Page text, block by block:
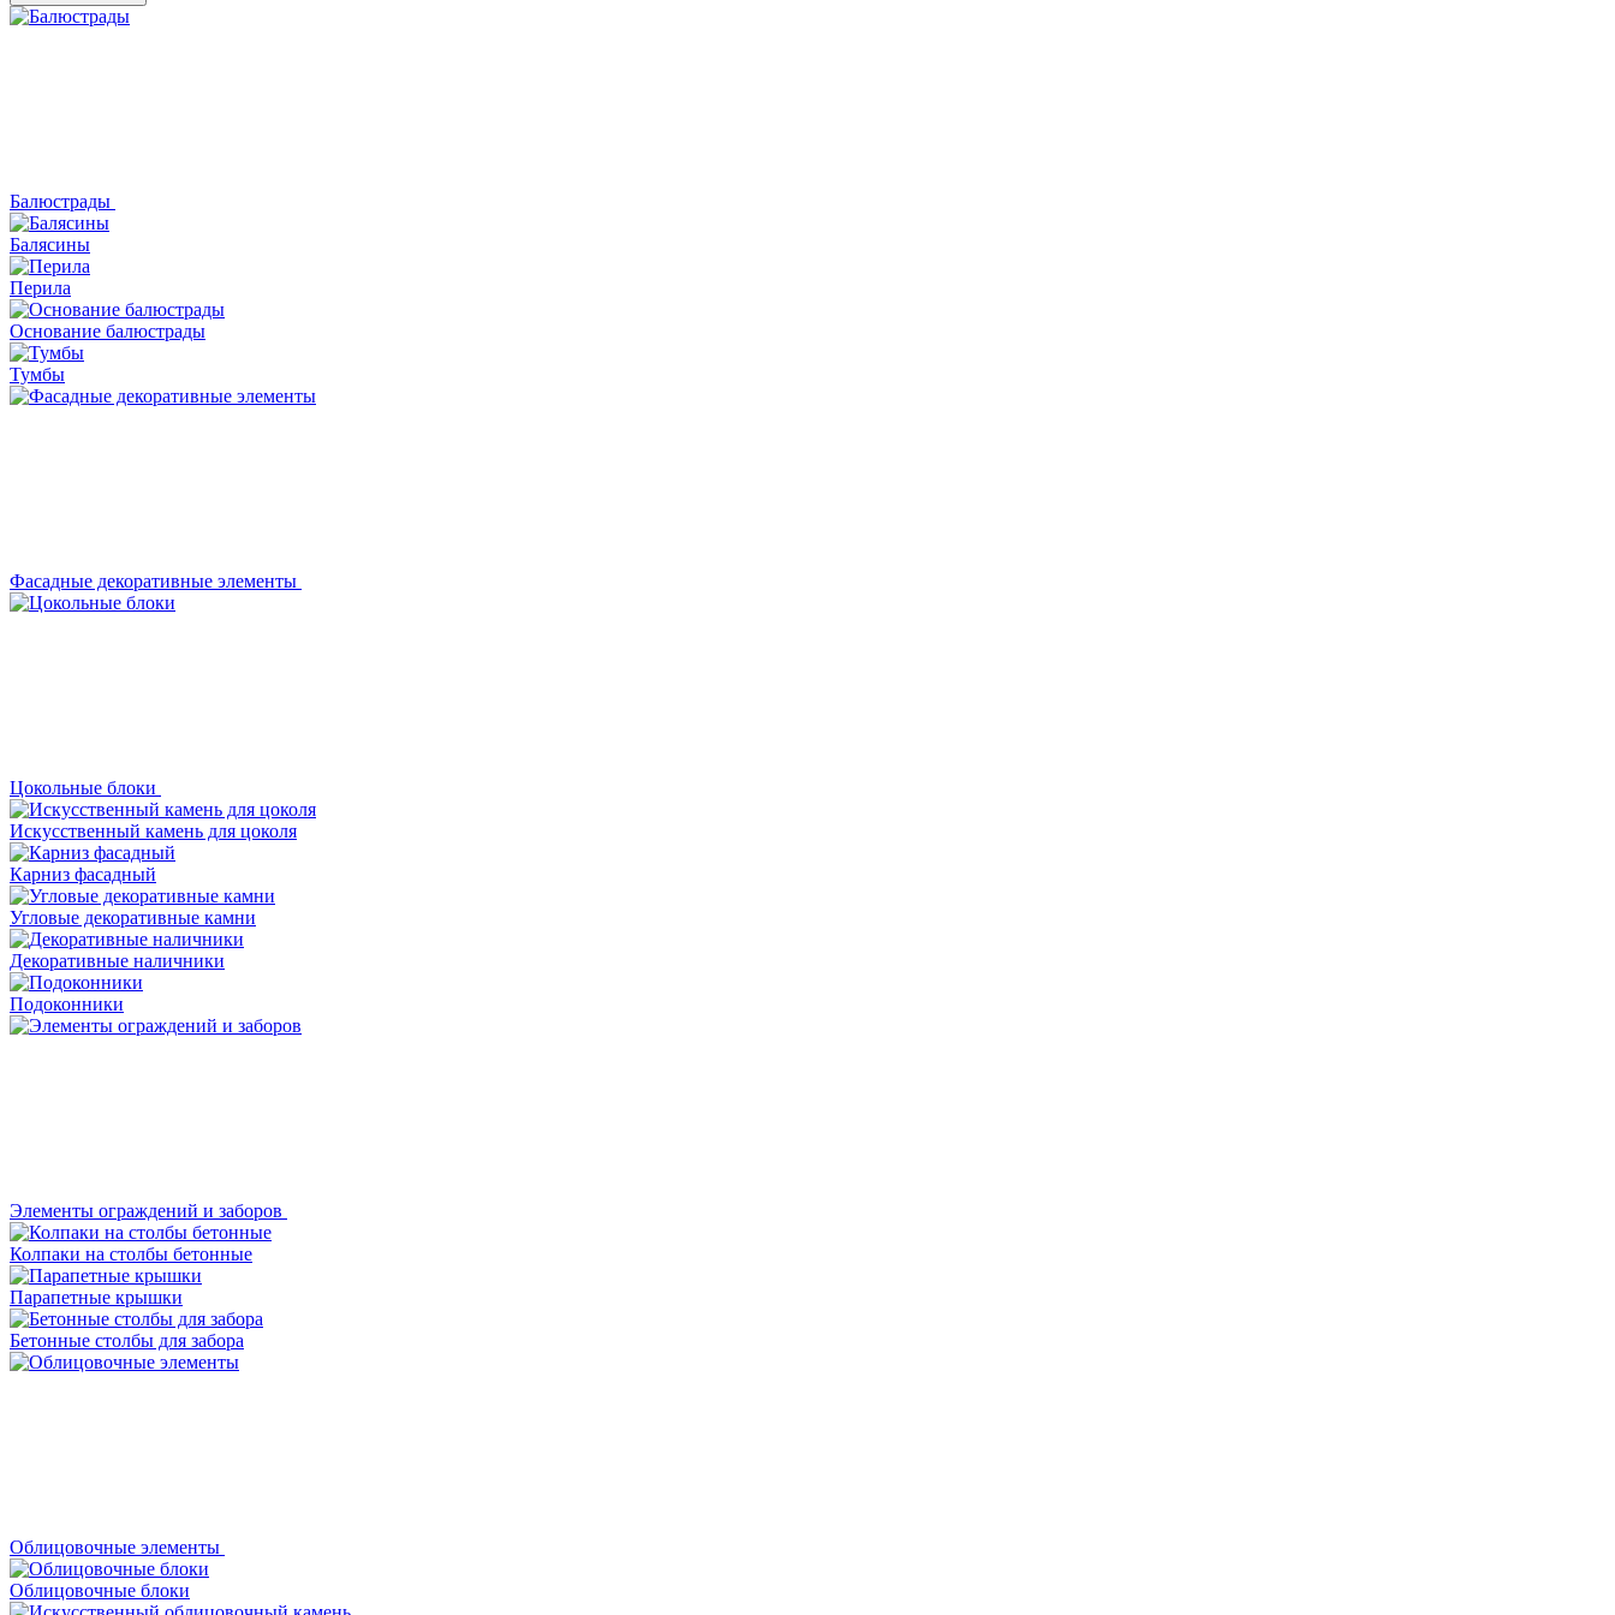
Балюстрады
Балясины
Перила
Основание балюстрады
Тумбы
Фасадные декоративные элементы
Цокольные блоки
Искусственный камень для цоколя
Карниз фасадный
Угловые декоративные камни
Декоративные наличники
Подоконники
Элементы ограждений и заборов
Колпаки на столбы бетонные
Парапетные крышки
Бетонные столбы для забора
Облицовочные элементы
Облицовочные блоки